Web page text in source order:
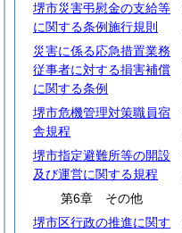
堺市災害弔慰金の支給等
に関する条例施行規則
災害に係る応急措置業務
従事者に対する損害補償
に関する条例
堺市危機管理対策職員宿
舎規程
堺市指定避難所等の開設
及び運営に関する規程
第6章 その他
堺市区行政の推進に関す